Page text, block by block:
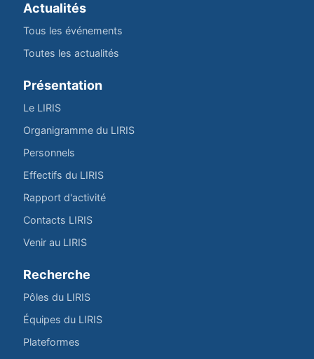
Actualités
Tous les événements
Toutes les actualités
Présentation
Le LIRIS
Organigramme du LIRIS
Personnels
Effectifs du LIRIS
Rapport d'activité
Contacts LIRIS
Venir au LIRIS
Recherche
Pôles du LIRIS
Équipes du LIRIS
Plateformes